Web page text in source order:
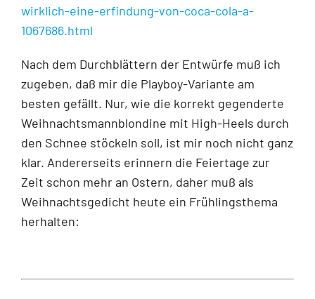
wirklich-eine-erfindung-von-coca-cola-a-
1067686.html
Nach dem Durchblättern der Entwürfe muß ich
zugeben, daß mir die Playboy-Variante am
besten gefällt. Nur, wie die korrekt gegenderte
Weihnachtsmannblondine mit High-Heels durch
den Schnee stöckeln soll, ist mir noch nicht ganz
klar. Andererseits erinnern die Feiertage zur
Zeit schon mehr an Ostern, daher muß als
Weihnachtsgedicht heute ein Frühlingsthema
herhalten: